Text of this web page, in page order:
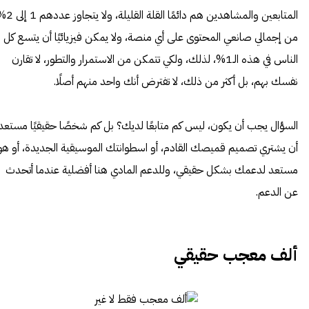
المتابعين والمشاهدين هم
من إجمالي صانعي المحتوى على أي منصة، ولا يمكن فيزيائيًا أن يتسع كل
الناس في هذه الـ1%، لذلك، ولكي تتمكن من الاستمرار والتطور، لا تقارن
نفسك بهم، بل أكثر من ذلك، لا تفترض أنك واحد منهم أصلًا.
السؤال يجب أن يكون، ليس كم متابعًا لديك؟ بل كم شخصًا حقيقيًا
أن يشتري تصميم قميصك القادم، أو اسطوانتك الموسيقية الجديدة، أو
مستعد لدعمك بشكل حقيقي، وللدعم المادي هنا أفضلية عندما أتحدث
عن الدعم.
ألف معجب حقيقي